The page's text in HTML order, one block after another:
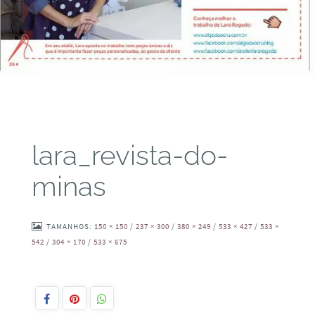
lara_revista-do-
minas
TAMANHOS: 150 × 150 / 237 × 300 / 380 × 249 / 533 × 427 / 533 ×
542 / 304 × 170 / 533 × 675